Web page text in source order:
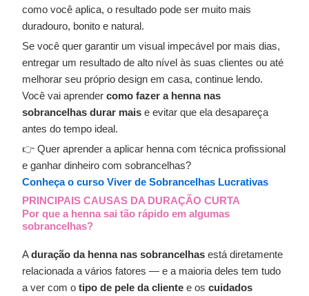
como você aplica, o resultado pode ser muito mais
duradouro, bonito e natural.
Se você quer garantir um visual impecável por mais dias,
entregar um resultado de alto nível às suas clientes ou até
melhorar seu próprio design em casa, continue lendo.
Você vai aprendercomo fazer a henna nas
sobrancelhas durar mais e evitar que ela desapareça
antes do tempo ideal.
👉 Quer aprender a aplicar henna com técnica profissional
e ganhar dinheiro com sobrancelhas?
Conheça o curso Viver de Sobrancelhas Lucrativas
PRINCIPAIS CAUSAS DA DURAÇÃO CURTA
Por que a henna sai tão rápido em algumas
sobrancelhas?
Aduração da henna nas sobrancelhas está diretamente
relacionada a vários fatores — e a maioria deles tem tudo
a ver com otipo de pele da cliente e oscuidados